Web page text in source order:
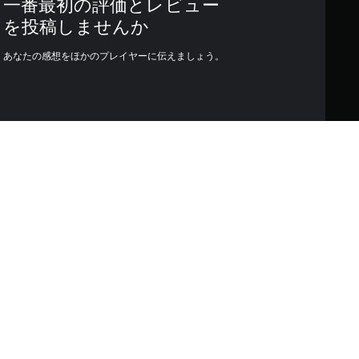
一番最初の評価とレビュー
を投稿しませんか
あなたの感想をほかのプレイヤーに伝えましょう。